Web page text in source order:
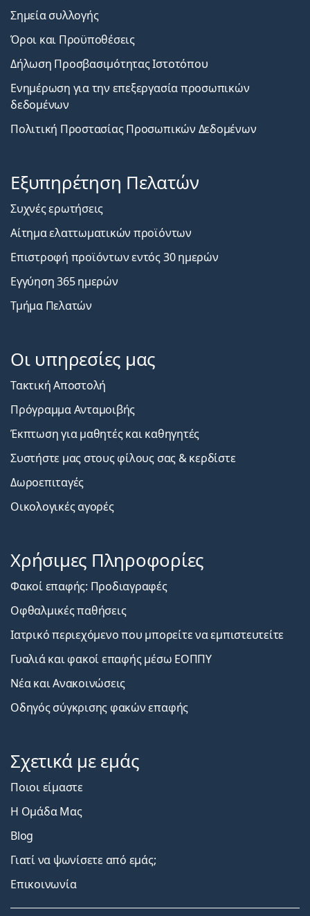
Σημεία συλλογής
Όροι και Προϋποθέσεις
Δήλωση Προσβασιμότητας Ιστοτόπου
Ενημέρωση για την επεξεργασία προσωπικών
δεδομένων
Πολιτική Προστασίας Προσωπικών Δεδομένων
Εξυπηρέτηση Πελατών
Συχνές ερωτήσεις
Αίτημα ελαττωματικών προϊόντων
Επιστροφή προϊόντων εντός 30 ημερών
Εγγύηση 365 ημερών
Τμήμα Πελατών
Οι υπηρεσίες μας
Τακτική Αποστολή
Πρόγραμμα Ανταμοιβής
Έκπτωση για μαθητές και καθηγητές
Συστήστε μας στους φίλους σας & κερδίστε
Δωροεπιταγές
Οικολογικές αγορές
Χρήσιμες Πληροφορίες
Φακοί επαφής: Προδιαγραφές
Οφθαλμικές παθήσεις
Ιατρικό περιεχόμενο που μπορείτε να εμπιστευτείτε
Γυαλιά και φακοί επαφής μέσω ΕΟΠΠΥ
Νέα και Ανακοινώσεις
Οδηγός σύγκρισης φακών επαφής
Σχετικά με εμάς
Ποιοι είμαστε
Η Ομάδα Μας
Blog
Γιατί να ψωνίσετε από εμάς;
Επικοινωνία